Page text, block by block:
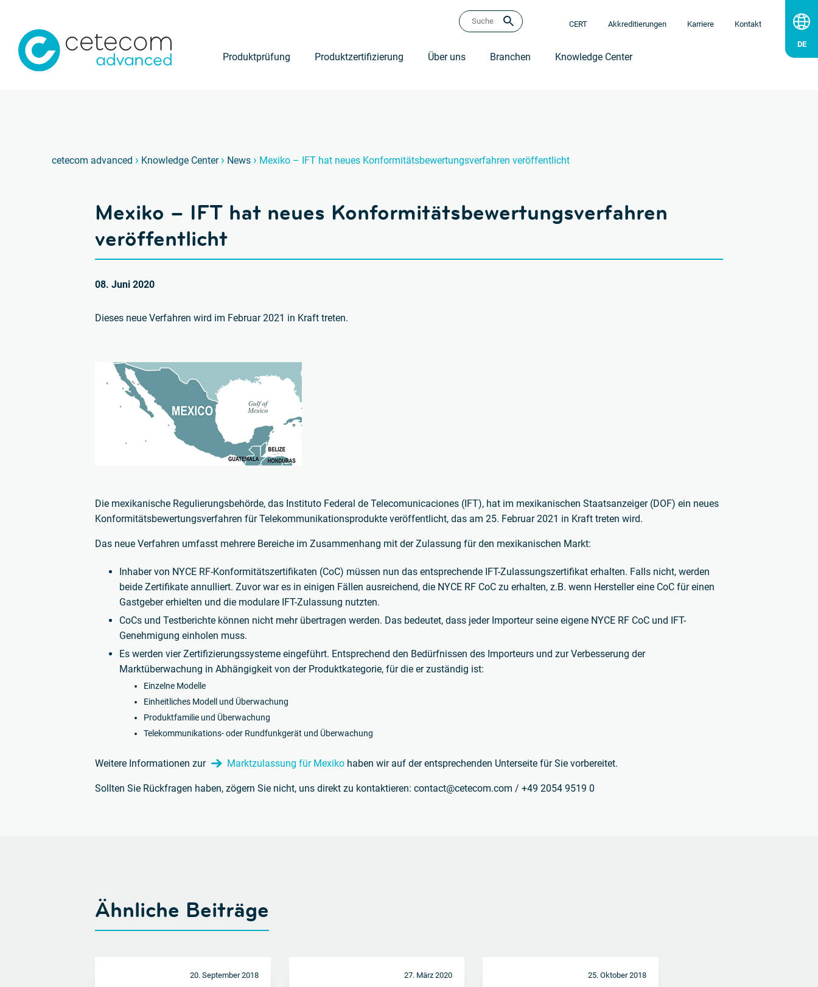
CERT Akkreditierungen Karriere Kontakt
Produktprüfung Produktzertifizierung Über uns Branchen Knowledge Center
cetecom advanced › Knowledge Center › News › Mexiko – IFT hat neues Konformitätsbewertungsverfahren veröffentlicht
Mexiko – IFT hat neues Konformitätsbewertungsverfahren
veröffentlicht
08. Juni 2020
Dieses neue Verfahren wird im Februar 2021 in Kraft treten.
Die mexikanische Regulierungsbehörde, das Instituto Federal de Telecomunicaciones (IFT), hat im mexikanischen Staatsanzeiger (DOF) ein neues
Konformitätsbewertungsverfahren für Telekommunikationsprodukte veröffentlicht, das am 25. Februar 2021 in Kraft treten wird.
Das neue Verfahren umfasst mehrere Bereiche im Zusammenhang mit der Zulassung für den mexikanischen Markt:
Inhaber von NYCE RF-Konformitätszertifikaten (CoC) müssen nun das entsprechende IFT-Zulassungszertifikat erhalten. Falls nicht, werden
beide Zertifikate annulliert. Zuvor war es in einigen Fällen ausreichend, die NYCE RF CoC zu erhalten, z.B. wenn Hersteller eine CoC für einen
Gastgeber erhielten und die modulare IFT-Zulassung nutzten.
CoCs und Testberichte können nicht mehr übertragen werden. Das bedeutet, dass jeder Importeur seine eigene NYCE RF CoC und IFT-
Genehmigung einholen muss.
Es werden vier Zertifizierungssysteme eingeführt. Entsprechend den Bedürfnissen des Importeurs und zur Verbesserung der
Marktüberwachung in Abhängigkeit von der Produktkategorie, für die er zuständig ist:
Einzelne Modelle
Einheitliches Modell und Überwachung
Produktfamilie und Überwachung
Telekommunikations- oder Rundfunkgerät und Überwachung
Weitere Informationen zur Marktzulassung für Mexiko haben wir auf der entsprechenden Unterseite für Sie vorbereitet.
Sollten Sie Rückfragen haben, zögern Sie nicht, uns direkt zu kontaktieren: contact@cetecom.com / +49 2054 9519 0
Ähnliche Beiträge
20. September 2018 27. März 2020 25. Oktober 2018